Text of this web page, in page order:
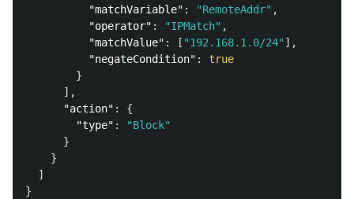
"matchVariable" : "RemoteAddr" ,
"operator" : "IPMatch" ,
"matchValue" : [ "192.168.1.0/24" ],
"negateCondition" :
true
}
],
"action" :
{
"type" :
"Block"
}
}
]
}